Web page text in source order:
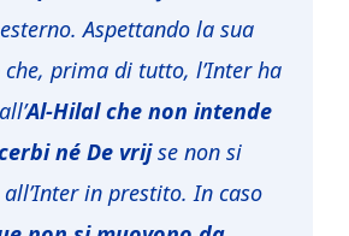
Aspettando la sua
prima di tutto, l’Inter ha
Al-Hilal che non intende
né De vrijse non si
in prestito. In caso